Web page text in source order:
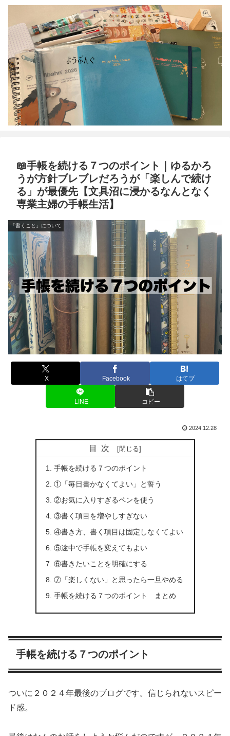
📖手帳を続ける７つのポイント｜ゆるかろ
うが方針ブレブレだろうが「楽しんで続け
る」が最優先【文具沼に浸かるなんとなく
専業主婦の手帳生活】
「書くこと」について
X Facebook はてブ
LINE コピー
2024.12.28
目次
手帳を続ける７つのポイント
①「毎日書かなくてよい」と誓う
②お気に入りすぎるペンを使う
③書く項目を増やしすぎない
④書き方、書く項目は固定しなくてよい
⑤途中で手帳を変えてもよい
⑥書きたいことを明確にする
⑦「楽しくない」と思ったら一旦やめる
手帳を続ける７つのポイント まとめ
手帳を続ける７つのポイント
ついに２０２４年最後のブログです。信じられないスピー
ド感。